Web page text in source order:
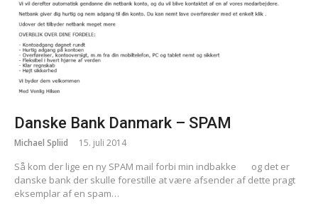
Danske Bank Danmark – SPAM
Michael Spliid 15. juli 2014
Så kom der lige en ny SPAM mail forbi min indbakke
og det er
danske bank der skulle forestille at være afsender af dette pragt
eksemplar af en spam…